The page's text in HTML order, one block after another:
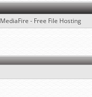
MediaFire - Free File Hosting